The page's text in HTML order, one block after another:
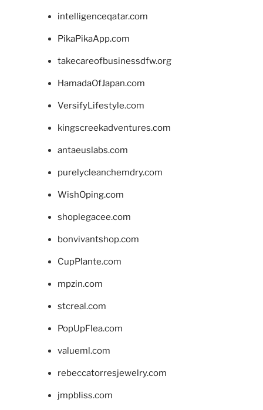
intelligenceqatar.com
PikaPikaApp.com
takecareofbusinessdfw.org
HamadaOfJapan.com
VersifyLifestyle.com
kingscreekadventures.com
antaeuslabs.com
purelycleanchemdry.com
WishOping.com
shoplegacee.com
bonvivantshop.com
CupPlante.com
mpzin.com
stcreal.com
PopUpFlea.com
valueml.com
rebeccatorresjewelry.com
jmpbliss.com